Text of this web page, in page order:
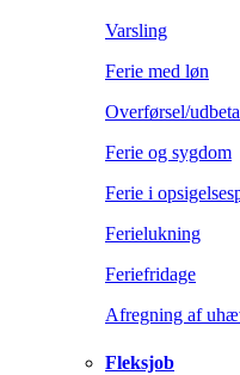
Varsling
Ferie med løn
Overførsel/
Ferie og sygdom
Ferie i
Ferielukning
Feriefridage
Afregning af
Fleksjob